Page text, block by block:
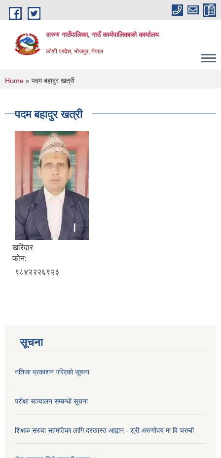
Skip to main content
अरुण गाउँपालिका, गाउँ कार्यपालिकाको कार्यालय
कोशी प्रदेश, भोजपुर, नेपाल
You are here
Home » पदम बहादुर खत्री
पदम बहादुर खत्री
खरिदार
फोन:
९८४२२२६९२३
सूचना
नतिजा प्रकाशन गरिएको सूचना
परीक्षा सञ्चालन सम्बन्धी सूचना
शिक्षक सरुवा सहमतिका लागि दरखास्त आह्वान - श्री अरुणोदय मा वि चरम्बी